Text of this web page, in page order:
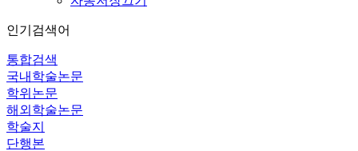
인기검색어
통합검색
국내학술논문
학위논문
해외학술논문
학술지
단행본